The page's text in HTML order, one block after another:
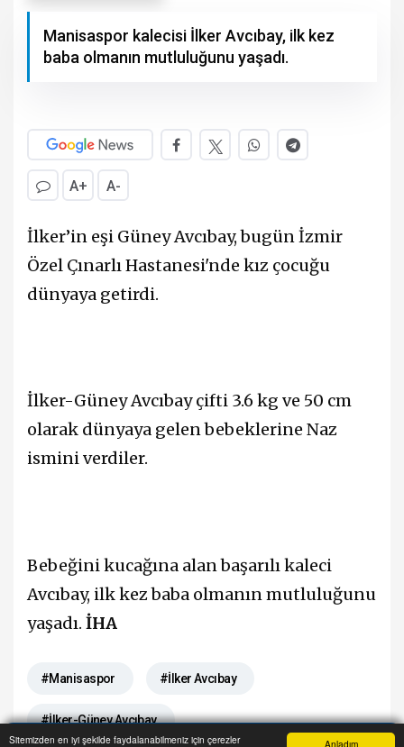
Anladım
Sitemizden en iyi şekilde faydalanabilmeniz için çerezler
Manisaspor kalecisi İlker Avcıbay, ilk kez
baba olmanın mutluluğunu yaşadı.
A+ A-
İlker’in eşi Güney Avcıbay, bugün İzmir
Özel Çınarlı Hastanesi'nde kız çocuğu
dünyaya getirdi.
İlker-Güney Avcıbay çifti 3.6 kg ve 50 cm
olarak dünyaya gelen bebeklerine Naz
ismini verdiler.
Bebeğini kucağına alan başarılı kaleci
Avcıbay, ilk kez baba olmanın mutluluğunu
yaşadı. İHA
#Manisaspor #İlker Avcıbay
#İlker-Güney Avcıbay